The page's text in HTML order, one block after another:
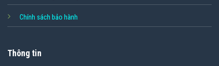
Chính sách bảo hành
Thông tin